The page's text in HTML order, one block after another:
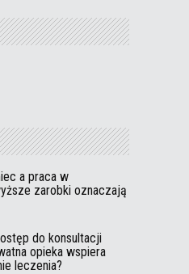
a praca w
zarobki oznaczają
do konsultacji
opieka wspiera
leczenia?